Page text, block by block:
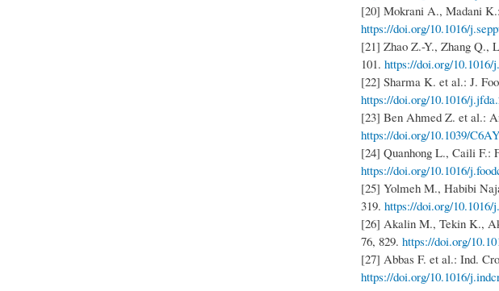
[20] Mokrani A., Madani
https://doi.org/10.1016/
[21] Zhao Z.-Y., Zhang Q.,
101. https://doi.org/10.1016/
[22] Sharma K. et al.: J.
https://doi.org/10.1016/
[23] Ben Ahmed Z. et al.:
https://doi.org/10.1039/
[24] Quanhong L., Caili F.:
https://doi.org/10.1016/
[25] Yolmeh M., Habibi
319. https://doi.org/10.1016/
[26] Akalin M., Tekin K.,
76, 829. https://doi.org/
[27] Abbas F. et al.: Ind.
https://doi.org/10.1016/